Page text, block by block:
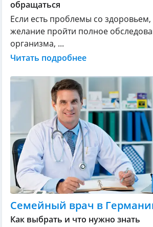
обращаться
Если есть проблемы со
желание пройти полное
организма, ...
Читать подробнее
Семейный врач в
Как выбрать и что нужно знать